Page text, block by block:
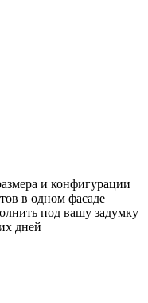
и конфигурации
в одном фасаде
под вашу задумку
дней